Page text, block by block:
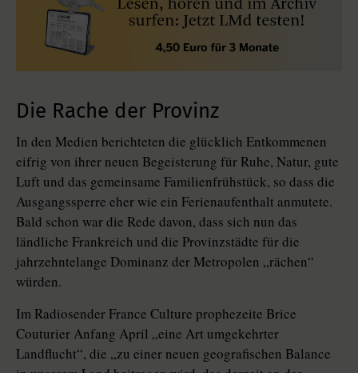
Die Rache der Provinz
In den Medien berichteten die glücklich Entkommenen
eifrig von ihrer neuen Begeisterung für Ruhe, Natur, gute
Luft und das gemeinsame Familienfrühstück, so dass die
Ausgangssperre eher wie ein Ferienaufenthalt anmutete.
Bald schon war die Rede davon, dass sich nun das
ländliche Frankreich und die Provinzstädte für die
jahrzehntelange Dominanz der Metropolen „rächen“
würden.
Im Radiosender France Culture prophezeite Brice
Couturier Anfang April „eine Art umgekehrter
Landflucht“, die „zu einer neuen geografischen Balance